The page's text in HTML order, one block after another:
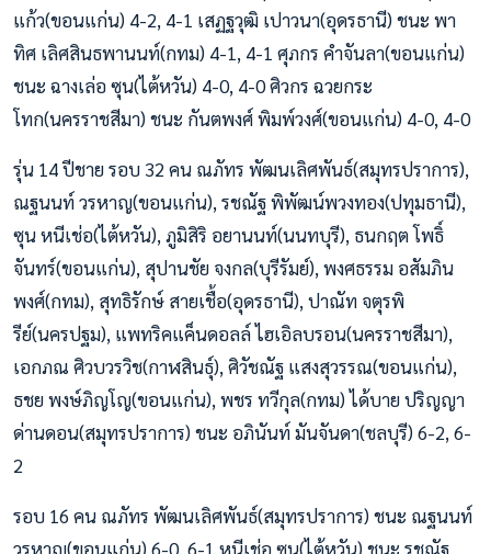
แก้ว(ขอนแก่น) 4-2, 4-1 เสฏฐวุฒิ เปาวนา(อุดรธานี) ชนะ พา
ทิศ เลิศสินธพานนท์(กทม) 4-1, 4-1 ศุภกร คำจันลา(ขอนแก่น)
ชนะ ฉางเล่อ ซุน(ไต้หวัน) 4-0, 4-0 ศิวกร ฉวยกระ
โทก(นครราชสีมา) ชนะ กันตพงศ์ พิมพ์วงศ์(ขอนแก่น) 4-0, 4-0
รุ่น 14 ปีชาย รอบ 32 คน ณภัทร พัฒนเลิศพันธ์(สมุทรปราการ),
ณฐนนท์ วรหาญ(ขอนแก่น), รชณัฐ พิพัฒน์พวงทอง(ปทุมธานี),
ซุน หนีเช่อ(ไต้หวัน), ภูมิสิริ อยานนท์(นนทบุรี), ธนกฤต โพธิ์
จันทร์(ขอนแก่น), สุปานชัย จงกล(บุรีรัมย์), พงศธรรม อสัมภิน
พงศ์(กทม), สุทธิรักษ์ สายเชื้อ(อุดรธานี), ปาณัท จตุรพิ
รีย์(นครปฐม), แพทริคแค็นดอลล์ ไฮเอิลบรอน(นครราชสีมา),
เอกภณ ศิวบวรวิช(กาฬสินธุ์), ศิวัชณัฐ แสงสุวรรณ(ขอนแก่น),
ธชย พงษ์ภิญโญ(ขอนแก่น), พชร ทวีกุล(กทม) ได้บาย ปริญญา
ด่านดอน(สมุทรปราการ) ชนะ อภินันท์ มันจันดา(ชลบุรี) 6-2, 6-
2
รอบ 16 คน ณภัทร พัฒนเลิศพันธ์(สมุทรปราการ) ชนะ ณฐนนท์
วรหาญ(ขอนแก่น) 6-0, 6-1 หนีเช่อ ซุน(ไต้หวัน) ชนะ รชณัฐ